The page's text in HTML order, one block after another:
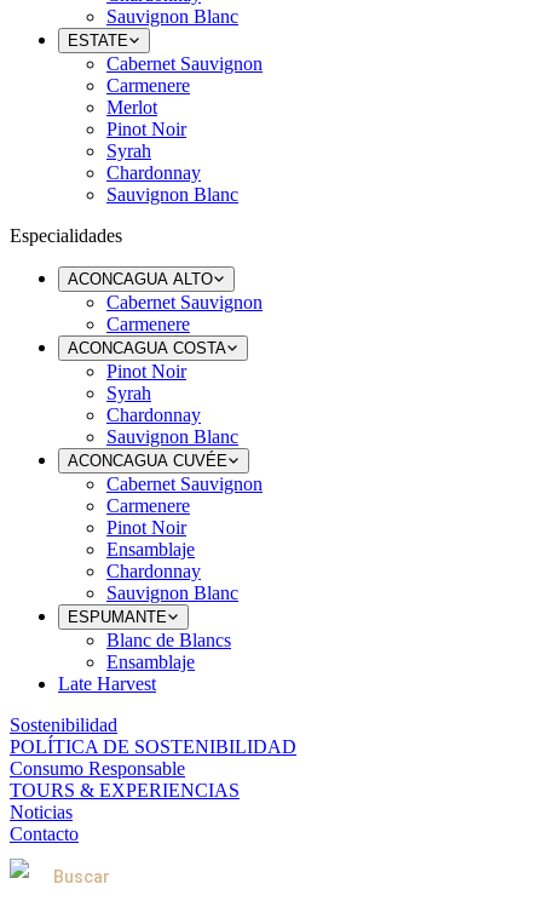
Sauvignon Blanc
ESTATE
Cabernet Sauvignon
Carmenere
Merlot
Pinot Noir
Syrah
Chardonnay
Sauvignon Blanc
Especialidades
ACONCAGUA ALTO
Cabernet Sauvignon
Carmenere
ACONCAGUA COSTA
Pinot Noir
Syrah
Chardonnay
Sauvignon Blanc
ACONCAGUA CUVÉE
Cabernet Sauvignon
Carmenere
Pinot Noir
Ensamblaje
Chardonnay
Sauvignon Blanc
ESPUMANTE
Blanc de Blancs
Ensamblaje
Late Harvest
Sostenibilidad
POLÍTICA DE SOSTENIBILIDAD
Consumo Responsable
TOURS & EXPERIENCIAS
Noticias
Contacto
Buscar